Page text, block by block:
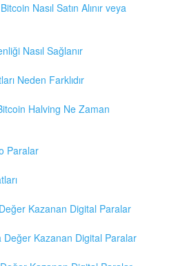
Nasıl Satın Alınır veya
Nasıl Sağlanır
Neden Farklıdır
Halving Ne Zaman
Paralar
Kazanan Digital Paralar
Kazanan Digital Paralar